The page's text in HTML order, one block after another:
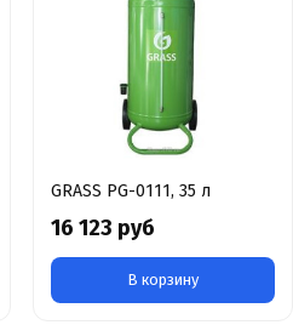
GRASS PG-0111, 35 л
16 123 руб
В корзину